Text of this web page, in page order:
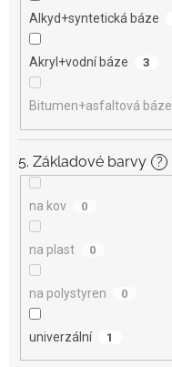
Alkyd+syntetická báze
Akryl+vodní báze 3
Bitumen+asfaltová báze
5. Základové barvy ?
na kov 0
na plast 0
na polystyren 0
univerzální 1